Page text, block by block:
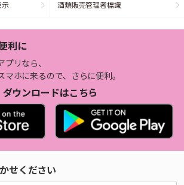
示 酒類販売管理者標識
利に
リなら、
マホに来るので、さらに便利。
ダウンロードはこちら
せください